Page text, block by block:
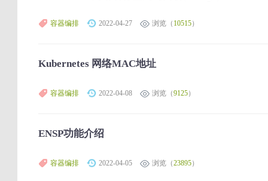
容器编排 2022-04-27 浏览（ 10515）
Kubernetes 网络MAC地址
容器编排 2022-04-08 浏览（9125）
ENSP功能介绍
容器编排 2022-04-05 浏览（23895）